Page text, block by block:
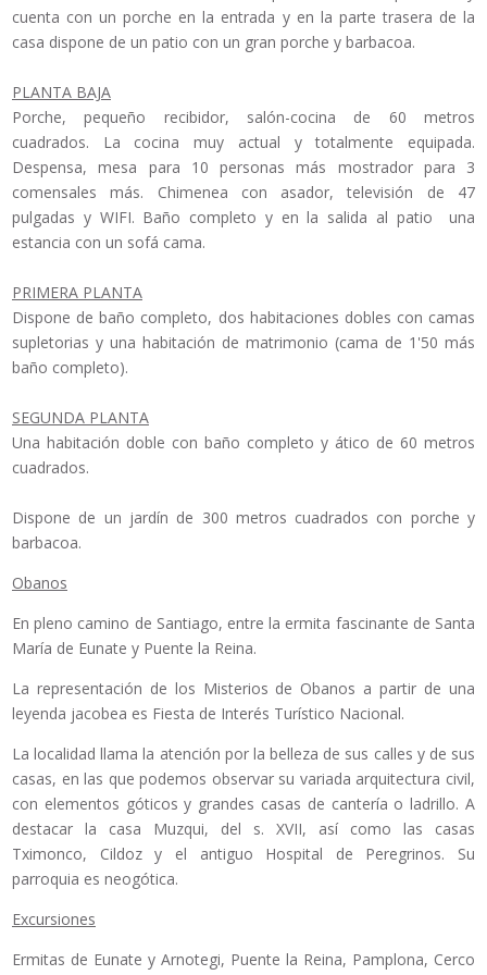
cuenta con un porche en la entrada y en la parte trasera de la
casa dispone de un patio con un gran porche y barbacoa.
PLANTA BAJA
Porche, pequeño recibidor, salón-cocina de 60 metros
cuadrados. La cocina muy actual y totalmente equipada.
Despensa, mesa para 10 personas más mostrador para 3
comensales más. Chimenea con asador, televisión de 47
pulgadas y WIFI. Baño completo y en la salida al patio una
estancia con un sofá cama.
PRIMERA PLANTA
Dispone de baño completo, dos habitaciones dobles con camas
supletorias y una habitación de matrimonio (cama de 1'50 más
baño completo).
SEGUNDA PLANTA
Una habitación doble con baño completo y ático de 60 metros
cuadrados.
Dispone de un jardín de 300 metros cuadrados con porche y
barbacoa.
Obanos
En pleno camino de Santiago, entre la ermita fascinante de Santa
María de Eunate y Puente la Reina.
La representación de los Misterios de Obanos a partir de una
leyenda jacobea es Fiesta de Interés Turístico Nacional.
La localidad llama la atención por la belleza de sus calles y de sus
casas, en las que podemos observar su variada arquitectura civil,
con elementos góticos y grandes casas de cantería o ladrillo. A
destacar la casa Muzqui, del s. XVII, así como las casas
Tximonco, Cildoz y el antiguo Hospital de Peregrinos. Su
parroquia es neogótica.
Excursiones
Ermitas de Eunate y Arnotegi, Puente la Reina, Pamplona, Cerco